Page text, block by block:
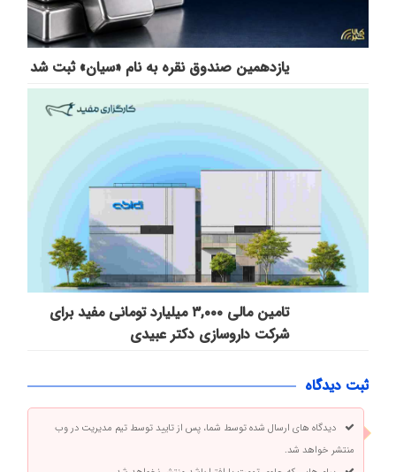
یازدهمین صندوق نقره به نام «سیان» ثبت شد
تامین مالی ۳,۰۰۰ میلیارد تومانی مفید برای
شرکت داروسازی دکتر عبیدی
ثبت دیدگاه
دیدگاه های ارسال شده توسط شما، پس از تایید توسط تیم مدیریت در وب
منتشر خواهد شد.